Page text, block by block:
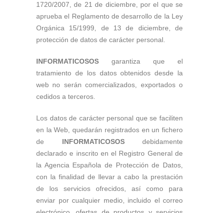
1720/2007, de 21 de diciembre, por el que se
aprueba el Reglamento de desarrollo de la Ley
Orgánica 15/1999, de 13 de diciembre, de
protección de datos de carácter personal.
INFORMATICOSOS garantiza que el
tratamiento de los datos obtenidos desde la
web no serán comercializados, exportados o
cedidos a terceros.
Los datos de carácter personal que se faciliten
en la Web, quedarán registrados en un fichero
de INFORMATICOSOS debidamente
declarado e inscrito en el Registro General de
la Agencia Española de Protección de Datos,
con la finalidad de llevar a cabo la prestación
de los servicios ofrecidos, así como para
enviar por cualquier medio, incluido el correo